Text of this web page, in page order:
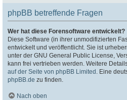
phpBB betreffende Fragen
Wer hat diese Forensoftware entwickelt?
Diese Software (in ihrer unmodifizierten
entwickelt und veröffentlicht. Sie ist
unter der GNU General Public License,
kann frei vertrieben werden. Weitere
auf der Seite von phpBB Limited . Eine
phpBB.de zu finden.
Nach oben